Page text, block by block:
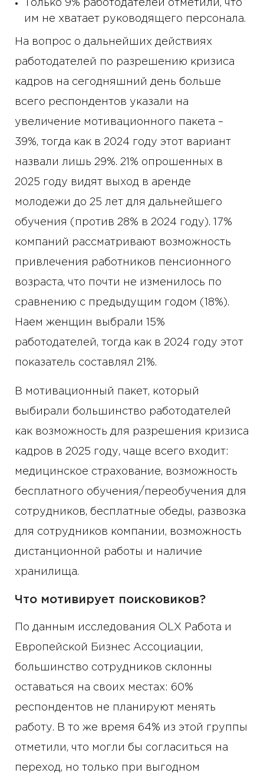
Только 9% работодателей отметили, что
им не хватает руководящего персонала.
На вопрос о дальнейших действиях
работодателей по разрешению кризиса
кадров на сегодняшний день больше
всего респондентов указали на
увеличение мотивационного пакета –
39%, тогда как в 2024 году этот вариант
назвали лишь 29%. 21% опрошенных в
2025 году видят выход в аренде
молодежи до 25 лет для дальнейшего
обучения (против 28% в 2024 году). 17%
компаний рассматривают возможность
привлечения работников пенсионного
возраста, что почти не изменилось по
сравнению с предыдущим годом (18%).
Наем женщин выбрали 15%
работодателей, тогда как в 2024 году этот
показатель составлял 21%.
В мотивационный пакет, который
выбирали большинство работодателей
как возможность для разрешения кризиса
кадров в 2025 году, чаще всего входит:
медицинское страхование, возможность
бесплатного обучения/переобучения для
сотрудников, бесплатные обеды, развозка
для сотрудников компании, возможность
дистанционной работы и наличие
хранилища.
Что мотивирует поисковиков?
По данным исследования OLX Работа и
Европейской Бизнес Ассоциации,
большинство сотрудников склонны
оставаться на своих местах: 60%
респондентов не планируют менять
работу. В то же время 64% из этой группы
отметили, что могли бы согласиться на
переход, но только при выгодном